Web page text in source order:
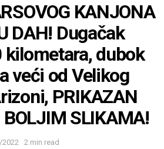
KANJONA
DAH! Dugačak
kilometara, dubok
veći od Velikog
PRIKAZAN
BOLJIM SLIKAMA!
2 min read